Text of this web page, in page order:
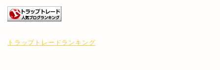
トラップトレードランキング